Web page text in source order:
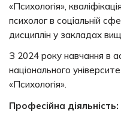
«Психологія»,
психолог в соціальній
дисциплін у закладах
З 2024 року навчання в
національного
«Психологія».
Професійна діяльність: